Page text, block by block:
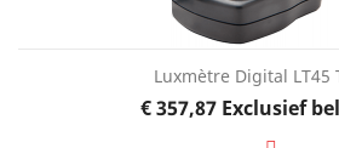
Luxmètre Digital LT45
Prijs
€ 357,87 Exclusief